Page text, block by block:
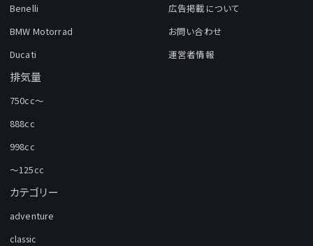
Benelli
BMW Motorrad
Ducati
排気量
750cc～
888cc
998cc
～125cc
カテゴリー
adventure
classic
広告掲載について
お問い合わせ
運営者情報